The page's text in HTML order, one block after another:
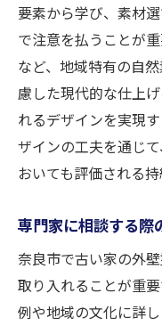
要素から学び、素材
で注意を払うことが
など、地域特有の自
慮した現代的な仕上
れるデザインを実現
ザインの工夫を通じ
おいても評価される
専門家に相談する際
奈良市で古い家の外
取り入れることが重
例や地域の文化に詳